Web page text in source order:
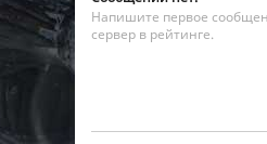
Напишите первое
сервер в рейтинге.